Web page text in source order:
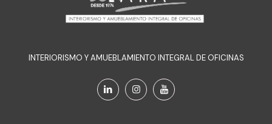
INTERIORISMO Y AMUEBLAMIENTO INTEGRAL DE OFICINAS